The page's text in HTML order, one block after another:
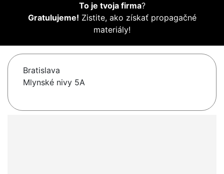
To je tvoja firma?
Gratulujeme! Zistite, ako získať propagačné
materiály!
Bratislava
Mlynské nivy 5A